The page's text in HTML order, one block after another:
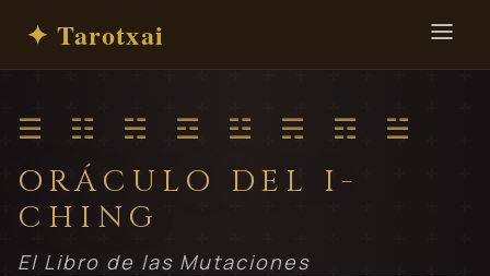
✦ Tarotxai
☰ ☷ ☵ ☲ ☳ ☴ ☶ ☱
ORÁCULO DEL I-
CHING
El Libro de las Mutaciones